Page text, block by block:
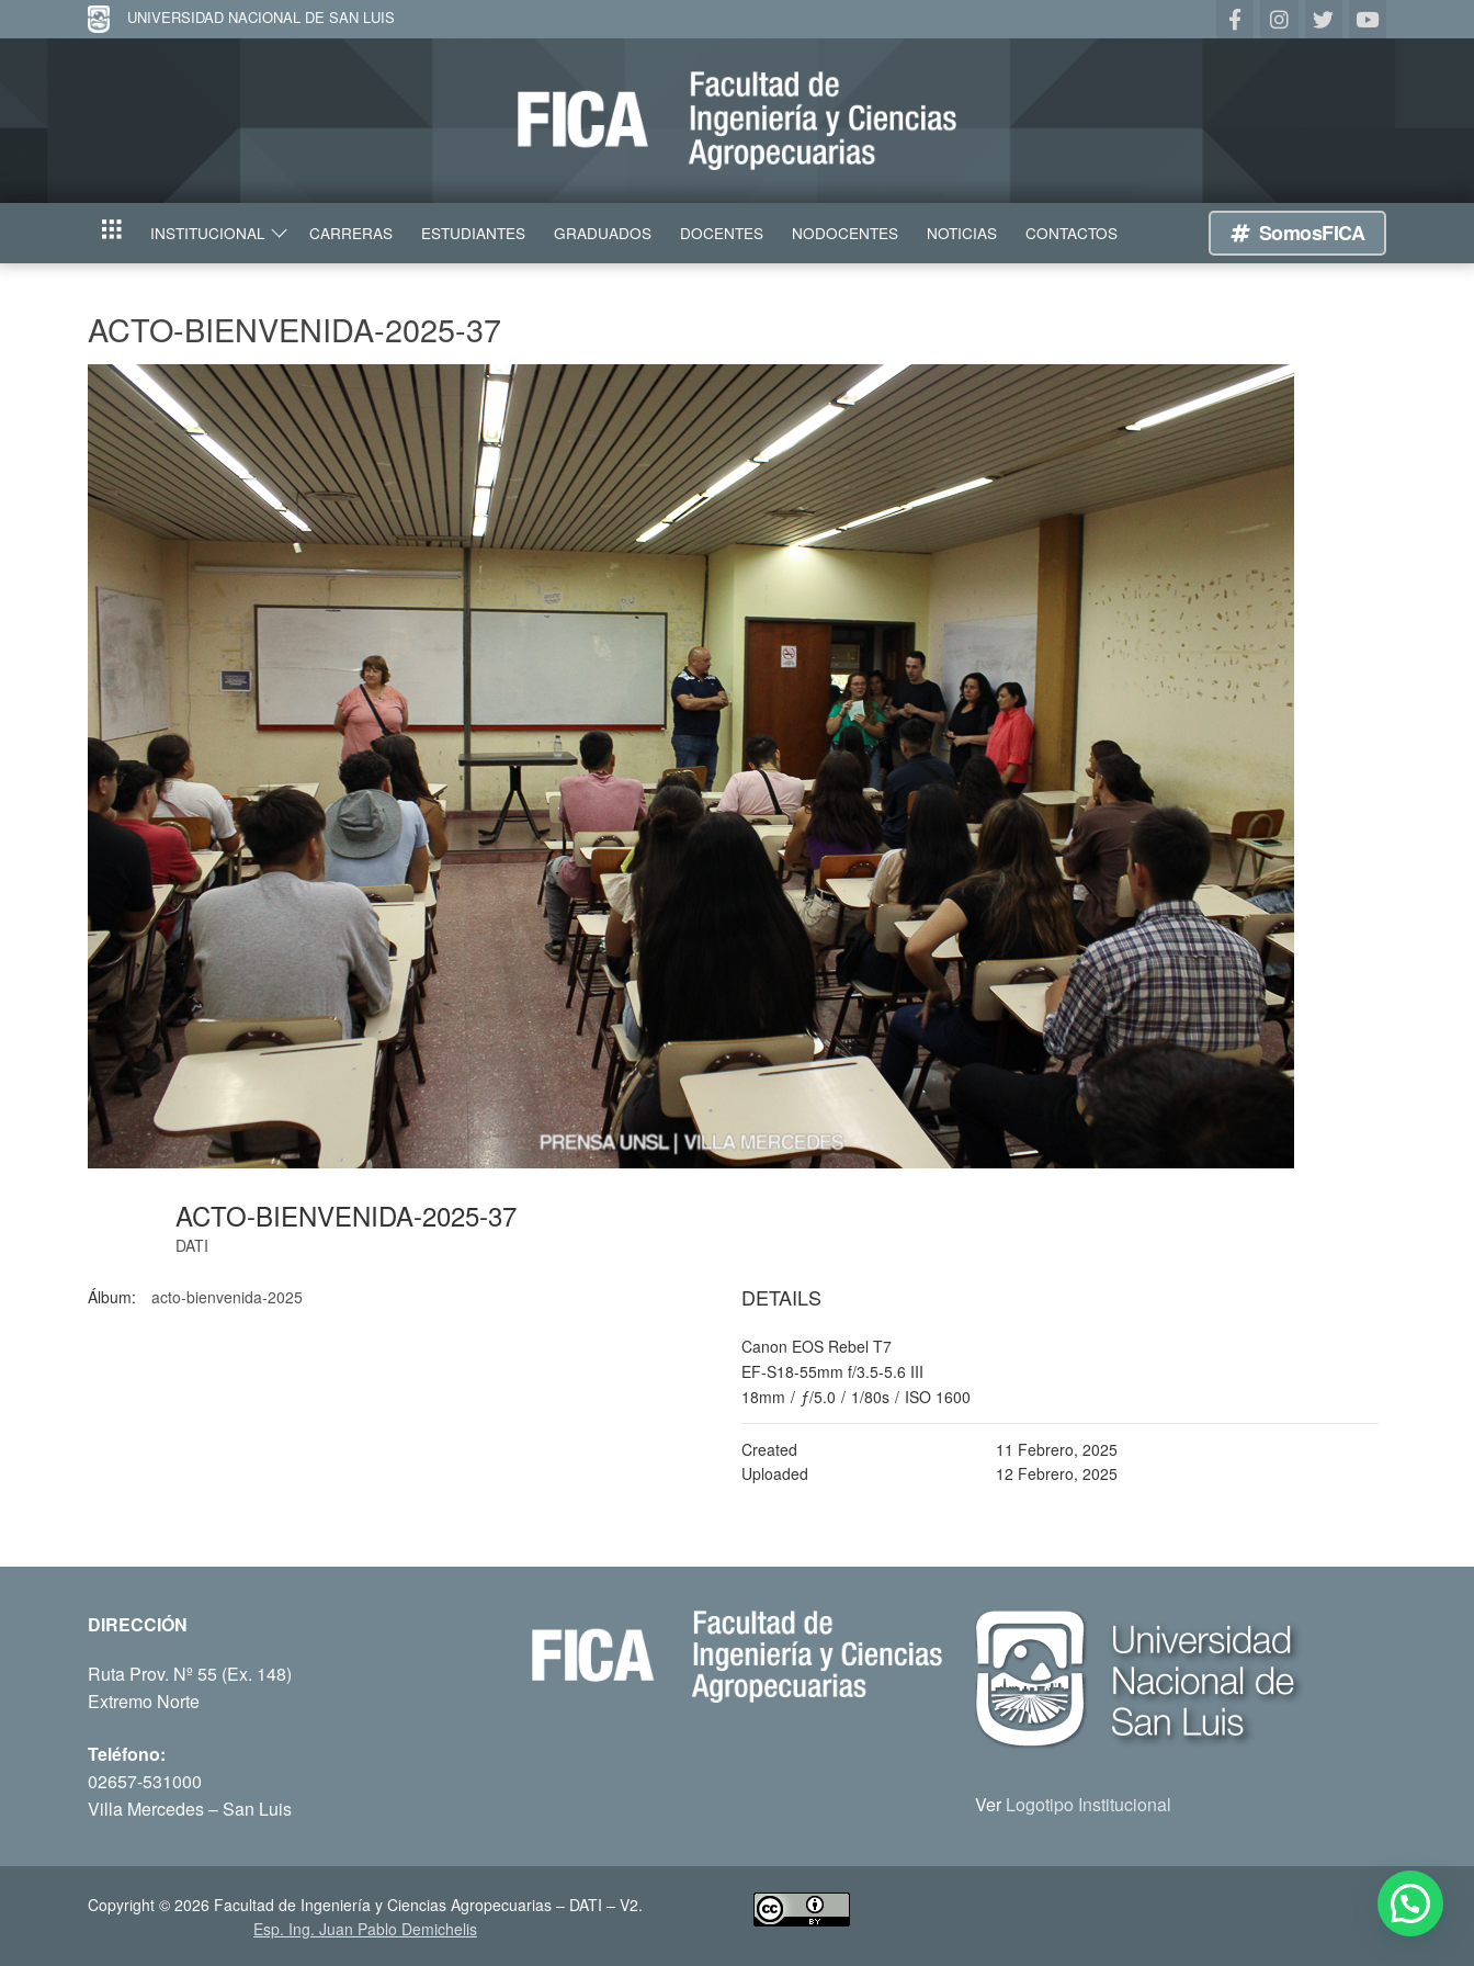
UNIVERSIDAD NACIONAL DE SAN LUIS
INICIO INSTITUCIONAL CARRERAS ESTUDIANTES GRADUADOS DOCENTES NODOCENTES NOTICIAS CONTACTOS SomosFICA
ACTO-BIENVENIDA-2025-37
ACTO-BIENVENIDA-2025-37
DATI
Álbum: acto-bienvenida-2025 DETAILS
Canon EOS Rebel T7
EF-S18-55mm f/3.5-5.6 III
18mm / ƒ/5.0 / 1/80s / ISO 1600
Created
11 Febrero, 2025
Uploaded
12 Febrero, 2025
DIRECCIÓN
Ruta Prov. Nº 55 (Ex. 148)
Extremo Norte
Teléfono:
02657-531000
Villa Mercedes – San Luis
Ver Logotipo Institucional
Copyright © 2026 Facultad de Ingeniería y Ciencias Agropecuarias – DATI – V2.
Esp. Ing. Juan Pablo Demichelis